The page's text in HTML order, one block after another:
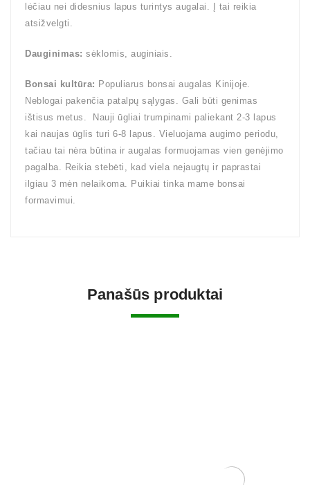
lėčiau nei didesnius lapus turintys augalai. Į tai reikia
atsižvelgti.
Dauginimas: sėklomis, auginiais.
Bonsai kultūra: Populiarus bonsai augalas Kinijoje.
Neblogai pakenčia patalpų sąlygas. Gali būti genimas
ištisus metus. Nauji ūgliai trumpinami paliekant 2-3 lapus
kai naujas ūglis turi 6-8 lapus. Vieluojama augimo periodu,
tačiau tai nėra būtina ir augalas formuojamas vien genėjimo
pagalba. Reikia stebėti, kad viela neįaugtų ir paprastai
ilgiau 3 mėn nelaikoma. Puikiai tinka mame bonsai
formavimui.
Panašūs produktai